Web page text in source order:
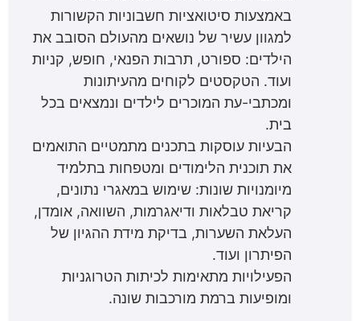
באמצעות סיטואציות חשבוניות הקשורות
למגוון עשיר של נושאים מהעולם הסובב את
הילדים: ספורט, תרבות הפנאי, חופש, קניות
ועוד. הטקסטים לקוחים מהעיתונות
ומכתבי-עת המוכרים לילדים ונמצאים בכל
בית.
הבעיות עוסקות בתכנים מתמטיים התואמים
את תוכנית הלימודים ומטפחות בתלמיד
מיומנויות שונות: שימוש במאגרי נתונים,
קריאת טבלאות ודיאגרמות, השוואה, אומדן,
העלאת השערות, בדיקת מידת ההגיון של
הפיתרון ועוד.
הפעילויות מתאימות לכיתות הטרוגניות
ומופיעות ברמת מורכבות שונה.